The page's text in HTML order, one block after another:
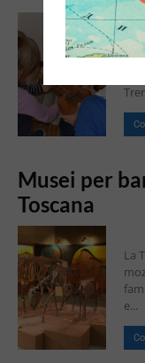
Il
Musei per
Toscana
La
e...